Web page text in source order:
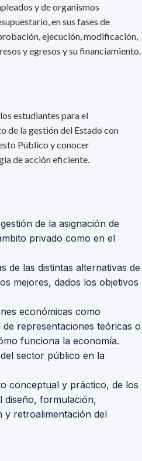
y de organismos
en sus fases de
ejecución, modificación,
y egresos y su financiamiento.
estudiantes para el
de la gestión del Estado con
Público y conocer
de acción eficiente.
de la asignación de
privado como en el
de las distintas alternativas de
mejores, dados los objetivos
económicas como
representaciones teóricas o
funciona la economía.
sector público en la
conceptual y práctico, de los
diseño, formulación,
y retroalimentación del